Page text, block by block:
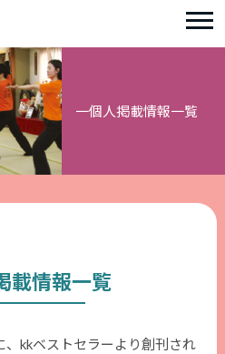
一個人掲載情報一覧
載情報一覧
、kkベストセラーより創刊され